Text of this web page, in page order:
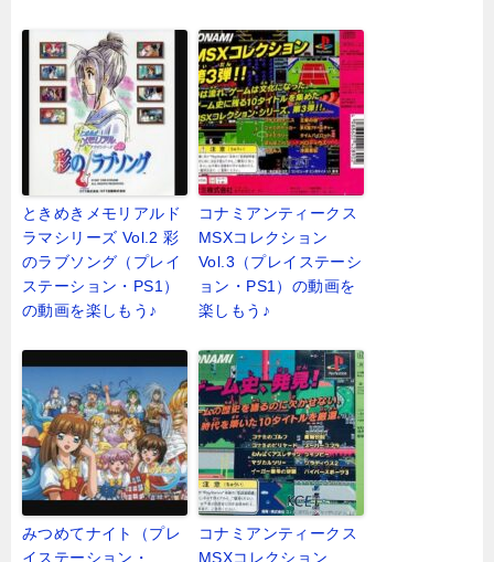
ときめきメモリアルド
ラマシリーズ Vol.2 彩
のラブソング（プレイ
ステーション・PS1）
の動画を楽しもう♪
コナミアンティークス
MSXコレクション
Vol.3（プレイステーシ
ョン・PS1）の動画を
楽しもう♪
みつめてナイト（プレ
イステーション・
コナミアンティークス
MSXコレクション